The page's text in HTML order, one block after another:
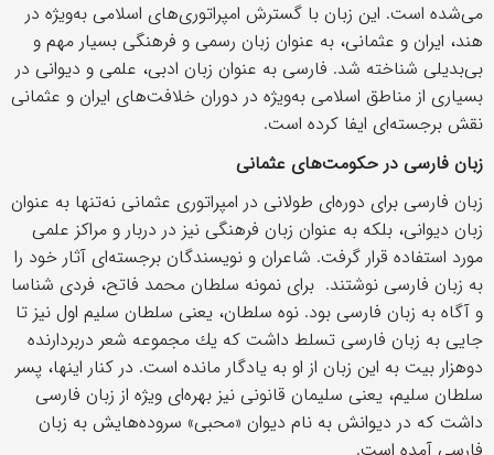
می‌شده است. این زبان با گسترش امپراتوری‌های اسلامی به‌ویژه در
هند، ایران و عثمانی، به عنوان زبان رسمی و فرهنگی بسیار مهم و
بی‌بدیلی شناخته شد. فارسی به عنوان زبان ادبی، علمی و دیوانی در
بسیاری از مناطق اسلامی به‌ویژه در دوران خلافت‌های ایران و عثمانی
نقش برجسته‌ای ایفا كرده است.
زبان فارسی در حكومت‌های عثمانی
زبان فارسی برای دوره‌ای طولانی در امپراتوری عثمانی نه‌تنها به عنوان
زبان دیوانی، بلكه به عنوان زبان فرهنگی نیز در دربار و مراكز علمی
مورد استفاده قرار گرفت. شاعران و نویسندگان برجسته‌ای آثار خود را
به زبان فارسی نوشتند. برای نمونه سلطان محمد فاتح، فردی شناسا
و آگاه به زبان فارسی بود. نوه سلطان، یعنی سلطان سلیم اول نیز تا
جایی به زبان فارسی تسلط داشت كه یك مجموعه شعر دربردارنده
دوهزار بیت به این زبان از او به یادگار مانده است. در كنار اینها، پسر
سلطان سلیم، یعنی سلیمان قانونی نیز بهره‌ای ویژه از زبان فارسی
داشت كه در دیوانش به نام دیوان «محبی» سروده‌هایش به زبان